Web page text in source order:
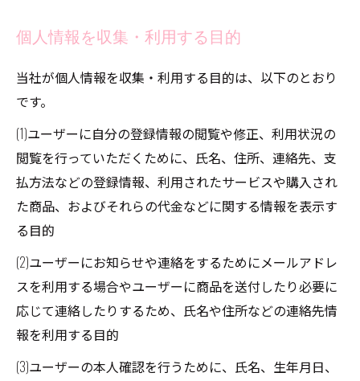
個人情報を収集・利用する目的
当社が個人情報を収集・利用する目的は、以下のとおり
です。
(1)ユーザーに自分の登録情報の閲覧や修正、利用状況の
閲覧を行っていただくために、氏名、住所、連絡先、支
払方法などの登録情報、利用されたサービスや購入され
た商品、およびそれらの代金などに関する情報を表示す
る目的
(2)ユーザーにお知らせや連絡をするためにメールアドレ
スを利用する場合やユーザーに商品を送付したり必要に
応じて連絡したりするため、氏名や住所などの連絡先情
報を利用する目的
(3)ユーザーの本人確認を行うために、氏名、生年月日、